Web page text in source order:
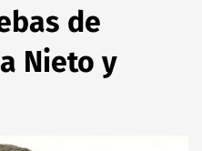
de
Nieto y